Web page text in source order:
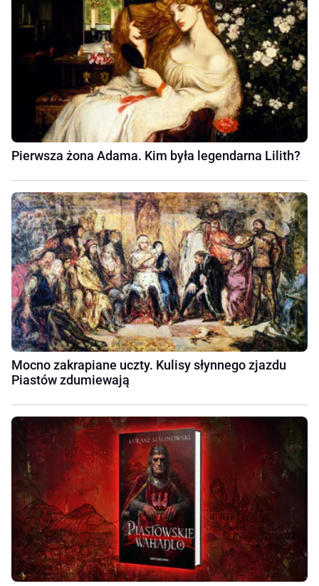
Pierwsza żona Adama. Kim była legendarna Lilith?
Mocno zakrapiane uczty. Kulisy słynnego zjazdu
Piastów zdumiewają